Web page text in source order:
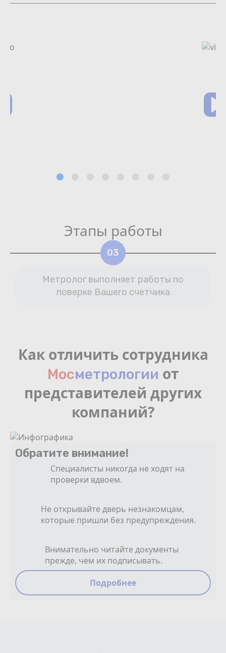
Этапы работы
03
Метролог выполняет работы по
поверке Вашего счетчика
Как отличить сотрудника
Мосмeтрологии от
представителей других
компаний?
Обратите внимание!
Специалисты никогда не ходят на
проверки вдвоем.
Не открывайте дверь незнакомцам,
которые пришли без предупреждения.
Внимательно читайте документы
прежде, чем их подписывать.
Подробнее